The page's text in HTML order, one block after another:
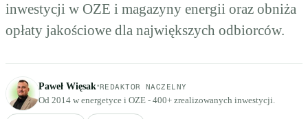
inwestycji w OZE i magazyny energii oraz obniża
opłaty jakościowe dla największych odbiorców.
Paweł Więsak·REDAKTOR NACZELNY
Od 2014 w energetyce i OZE - 400+ zrealizowanych inwestycji.